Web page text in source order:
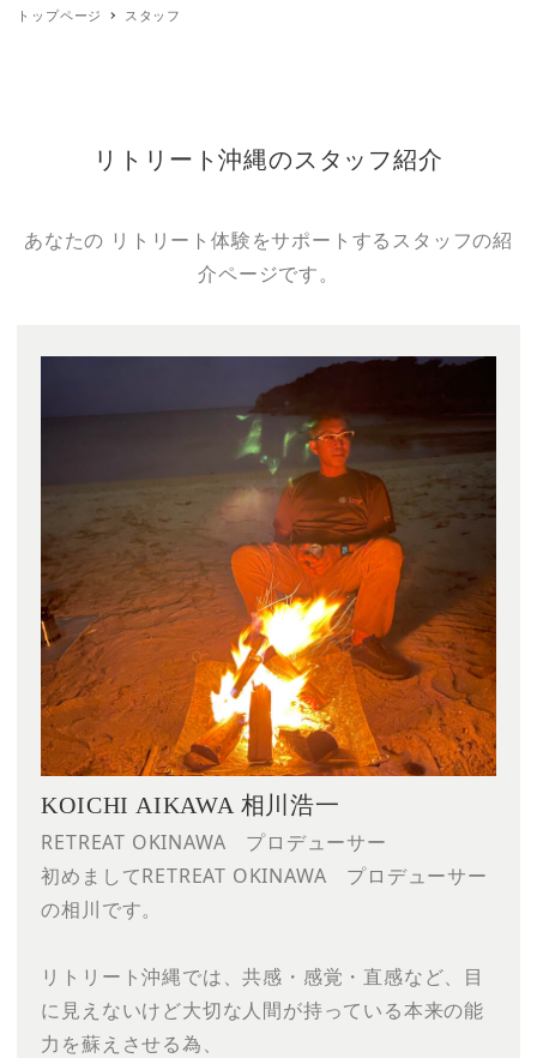
トップページ スタッフ
リトリート沖縄のスタッフ紹介
あなたの リトリート体験をサポートするスタッフの紹
介ページです。
KOICHI AIKAWA ​相川浩一
RETREAT OKINAWA プロデューサー
初めましてRETREAT OKINAWA プロデューサー
の相川です。
リトリート沖縄では、共感・感覚・直感など、目
に見えないけど大切な人間が持っている本来の能
力を蘇えさせる為、